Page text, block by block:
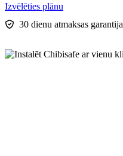
Izvēlēties plānu
30 dienu atmaksas garantija